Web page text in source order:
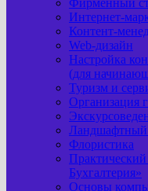
Фирменный
Интернет-
Контент-
Web-дизайн
Настройка
(для
Туризм и
Организация
Ландшафтный
Флористика
Бухгалтерия»
Основы